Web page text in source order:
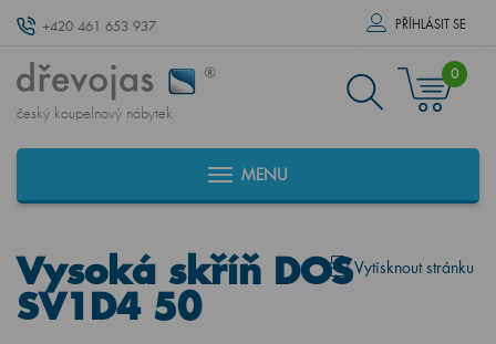
+420 461 653 937 PŘÍHLÁSIT SE
český koupelnový nábytek
0
MENU
Vytisknout stránku
Vysoká skříň DOS
SV1D4 50